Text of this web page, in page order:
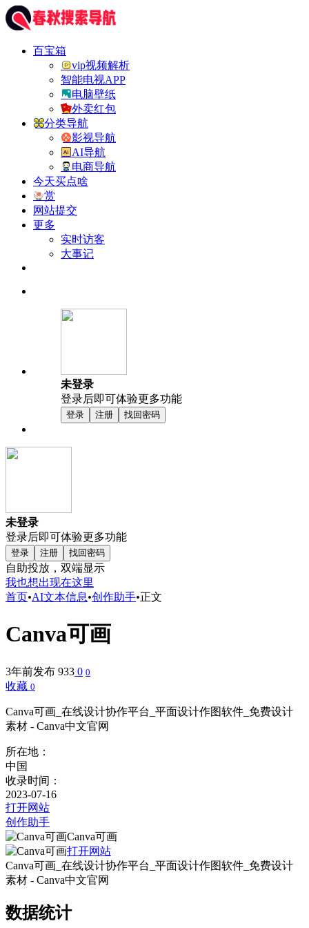
百宝箱
vip视频解析
智能电视APP
电脑壁纸
外卖红包
分类导航
影视导航
AI导航
电商导航
今天买点啥
赏
网站提交
更多
实时访客
大事记
未登录
登录后即可体验更多功能
登录 注册 找回密码
未登录
登录后即可体验更多功能
登录 注册 找回密码
自助投放，双端显示
我也想出现在这里
首页•AI文本信息•创作助手•正文
Canva可画
3年前发布 933 0 0
收藏 0
Canva可画_在线设计协作平台_平面设计作图软件_免费设计
素材 - Canva中文官网
所在地：
中国
收录时间：
2023-07-16
打开网站
创作助手
Canva可画
打开网站
Canva可画_在线设计协作平台_平面设计作图软件_免费设计
素材 - Canva中文官网
数据统计